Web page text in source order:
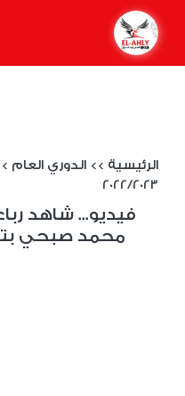
الرئيسية >> الدوري العام
2022/2023
فيديو... شاهد
محمد صبحي